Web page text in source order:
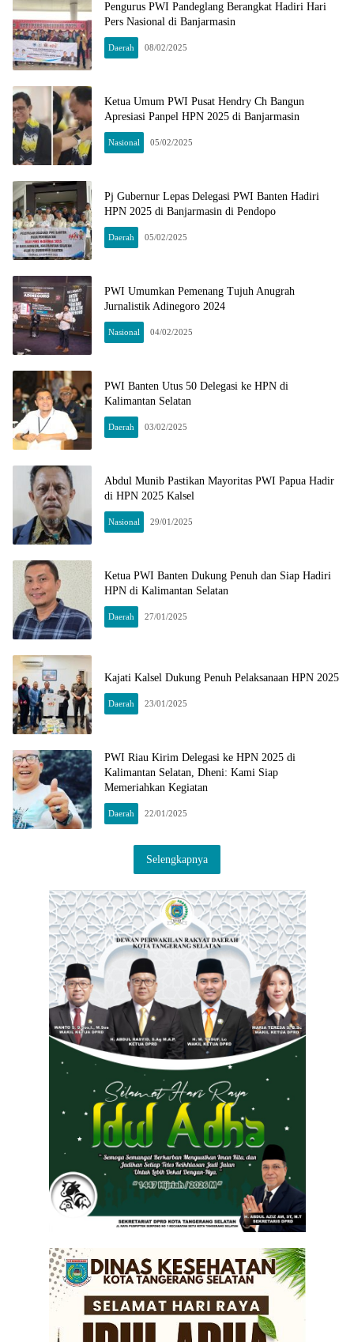
Pengurus PWI Pandeglang Berangkat Hadiri Hari
Pers Nasional di Banjarmasin
Daerah 08/02/2025
Ketua Umum PWI Pusat Hendry Ch Bangun
Apresiasi Panpel HPN 2025 di Banjarmasin
Nasional 05/02/2025
Pj Gubernur Lepas Delegasi PWI Banten Hadiri
HPN 2025 di Banjarmasin di Pendopo
Daerah 05/02/2025
PWI Umumkan Pemenang Tujuh Anugrah
Jurnalistik Adinegoro 2024
Nasional 04/02/2025
PWI Banten Utus 50 Delegasi ke HPN di
Kalimantan Selatan
Daerah 03/02/2025
Abdul Munib Pastikan Mayoritas PWI Papua Hadir
di HPN 2025 Kalsel
Nasional 29/01/2025
Ketua PWI Banten Dukung Penuh dan Siap Hadiri
HPN di Kalimantan Selatan
Daerah 27/01/2025
Kajati Kalsel Dukung Penuh Pelaksanaan HPN 2025
Daerah 23/01/2025
PWI Riau Kirim Delegasi ke HPN 2025 di
Kalimantan Selatan, Dheni: Kami Siap
Memeriahkan Kegiatan
Daerah 22/01/2025
Selengkapnya